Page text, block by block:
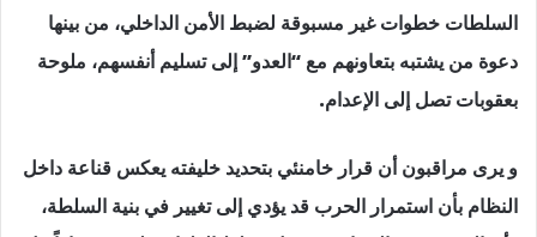
السلطات خطوات غير مسبوقة لضبط الأمن الداخلي، من بينها
دعوة من يشتبه بتعاونهم مع “العدو” إلى تسليم أنفسهم، ملوحة
بعقوبات تصل إلى الإعدام.
و يرى مراقبون أن قرار خامنئي بتحديد خليفته يعكس قناعة داخل
النظام بأن استمرار الحرب قد يؤدي إلى تغيير في بنية السلطة،